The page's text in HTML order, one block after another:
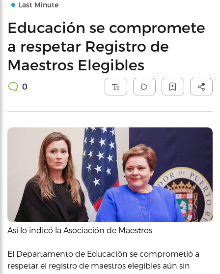
Last Minute
Educación se compromete
a respetar Registro de
Maestros Elegibles
0
Así lo indicó la Asociación de Maestros
El Departamento de Educación se comprometió a
respetar el registro de maestros elegibles aún sin